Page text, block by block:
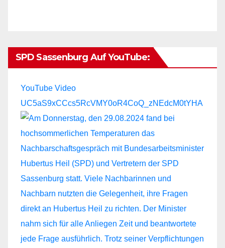
SPD Sassenburg Auf YouTube:
YouTube Video
UC5aS9xCCcs5RcVMY0oR4CoQ_zNEdcM0tYHA